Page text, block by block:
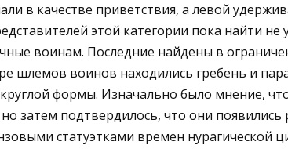
в качестве приветствия, а левой
этой категории пока найти не
воинам. Последние найдены в
шлемов воинов находились гребень и
формы. Изначально было мнение, что
затем подтвердилось, что они
статуэтками времен нурагической